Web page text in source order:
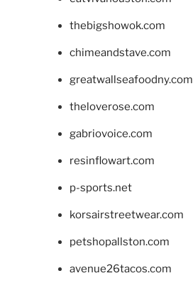
thebigshowok.com
chimeandstave.com
greatwallseafoodny.com
theloverose.com
gabriovoice.com
resinflowart.com
p-sports.net
korsairstreetwear.com
petshopallston.com
avenue26tacos.com